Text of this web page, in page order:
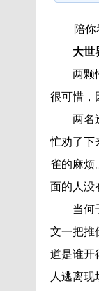
陪你
大世
两颗
很可惜，
两名
忙劝了下
雀的麻烦
面的人没
当何
文一把推
道是谁开
人逃离现